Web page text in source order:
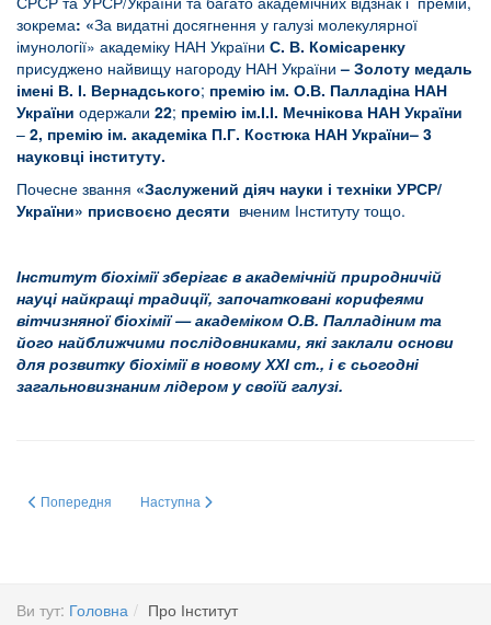
зокрема: «За видатні досягнення у галузі молекулярної
імунології» академіку НАН України С. В. Комісаренку
присуджено найвищу нагороду НАН України – Золоту медаль
імені В. І. Вернадського; премію ім. О.В. Палладіна НАН
України одержали 22; премію ім.І.І. Мечнікова НАН України
– 2, премію ім. академіка П.Г. Костюка НАН України– 3
науковці інституту.
Почесне звання «Заслужений діяч науки і техніки УРСР/
України» присвоєно десяти вченим Інституту тощо.
Інститут біохімії зберігає в академічній природничій
науці найкращі традиції, започатковані корифеями
вітчизняної біохімії — академіком О.В. Палладіним та
його найближчими послідовниками, які заклали основи
для розвитку біохімії в новому ХХІ ст., і є сьогодні
загальновизнаним лідером у своїй галузі.
Попередня стаття: Положення про комісію з біоетики та біобезпеки
Попередня Наступна стаття: ПЛАН ГЕНДЕРНОЇ РІВНОСТІ
Наступна
Ви тут: Головна Про Інститут